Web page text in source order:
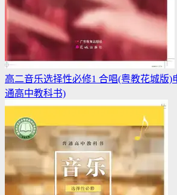
高二音乐选择性必修1 合唱(粤教花城版)
通高中教科书)